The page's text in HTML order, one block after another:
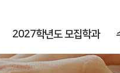
2027학년도 모집학과